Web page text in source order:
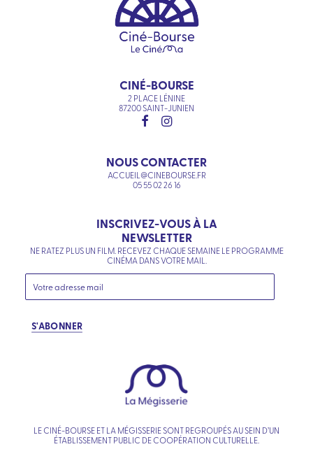
CINÉ-BOURSE
2 PLACE LÉNINE
87200 SAINT-JUNIEN
NOUS CONTACTER
ACCUEIL@CINEBOURSE.FR
05 55 02 26 16
INSCRIVEZ-VOUS À LA
NEWSLETTER
NE RATEZ PLUS UN FILM. RECEVEZ CHAQUE SEMAINE LE PROGRAMME
CINÉMA DANS VOTRE MAIL.
S'ABONNER
LE CINÉ-BOURSE ET LA MÉGISSERIE SONT REGROUPÉS AU SEIN D’UN
ÉTABLISSEMENT PUBLIC DE COOPÉRATION CULTURELLE.